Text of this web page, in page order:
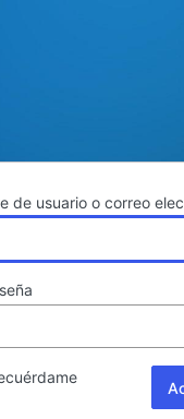
de usuario o correo